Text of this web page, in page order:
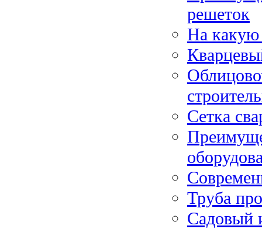
решеток
На какую
Сетка
Труба
Садовый